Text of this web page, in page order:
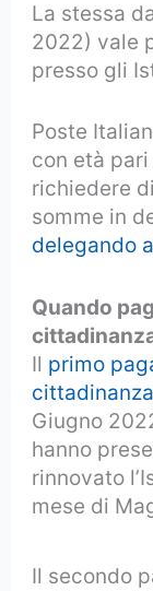
La stessa
2022) vale
presso gli
Poste
con età
richiedere
somme in
delegando
Quando
Il primo
cittadinanza
Giugno
hanno
rinnovato
mese di
Il secondo